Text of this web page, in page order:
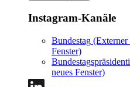
Instagram-Kanäle
Bundestag
Fenster)
neues Fenster)